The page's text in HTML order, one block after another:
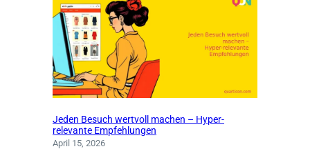
Jeden Besuch wertvoll machen – Hyper-
relevante Empfehlungen
April 15, 2026